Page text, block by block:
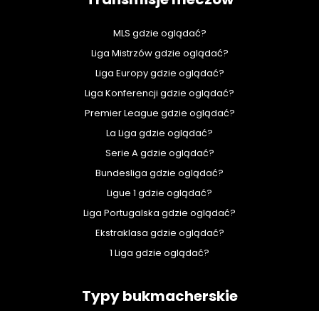
MLS gdzie oglądać?
Liga Mistrzów gdzie oglądać?
Liga Europy gdzie oglądać?
Liga Konferencji gdzie oglądać?
Premier League gdzie oglądać?
La Liga gdzie oglądać?
Serie A gdzie oglądać?
Bundesliga gdzie oglądać?
Ligue 1 gdzie oglądać?
Liga Portugalska gdzie oglądać?
Ekstraklasa gdzie oglądać?
1 Liga gdzie oglądać?
Typy bukmacherskie